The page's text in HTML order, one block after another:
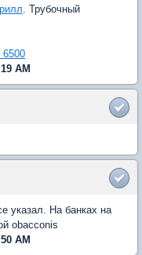
. Трубочный
6500
AM
указал. На банках на
obacconis
AM